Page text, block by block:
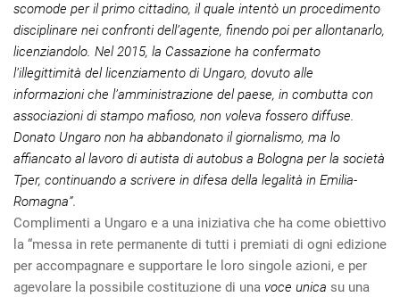
scomode per il primo cittadino, il quale intentò un procedimento
disciplinare nei confronti dell’agente, finendo poi per allontanarlo,
licenziandolo. Nel 2015, la Cassazione ha confermato
l’illegittimità del licenziamento di Ungaro, dovuto alle
informazioni che l’amministrazione del paese, in combutta con
associazioni di stampo mafioso, non voleva fossero diffuse.
Donato Ungaro non ha abbandonato il giornalismo, ma lo
affiancato al lavoro di autista di autobus a Bologna per la società
Tper, continuando a scrivere in difesa della legalità in Emilia-
Romagna”.
Complimenti a Ungaro e a una iniziativa che ha come obiettivo
la “messa in rete permanente di tutti i premiati di ogni edizione
per accompagnare e supportare le loro singole azioni, e per
agevolare la possibile costituzione di una voce unica su una